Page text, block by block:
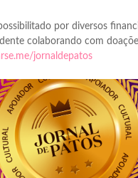
por diversos
colaborando com
jornaldepatos